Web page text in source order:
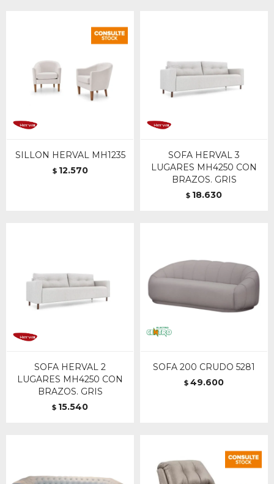
SILLON HERVAL MH1235
$ 12.570
SOFA HERVAL 3
LUGARES MH4250 CON
BRAZOS. GRIS
$ 18.630
SOFA HERVAL 2
LUGARES MH4250 CON
BRAZOS. GRIS
$ 15.540
SOFA 200 CRUDO 5281
$ 49.600